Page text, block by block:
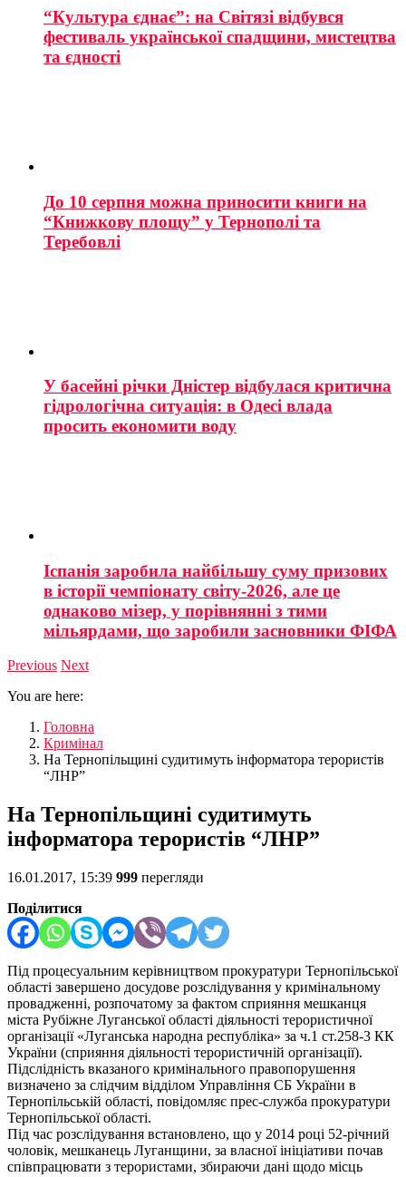
“Культура єднає”: на Світязі відбувся
фестиваль української спадщини, мистецтва
та єдності
До 10 серпня можна приносити книги на
“Книжкову площу” у Тернополі та
Теребовлі
У басейні річки Дністер відбулася критична
гідрологічна ситуація: в Одесі влада
просить економити воду
Іспанія заробила найбільшу суму призових
в історії чемпіонату світу-2026, але це
однаково мізер, у порівнянні з тими
мільярдами, що заробили засновники ФІФА
Previous Next
You are here:
Головна
Кримінал
На Тернопільщині судитимуть інформатора терористів
“ЛНР”
На Тернопільщині судитимуть
інформатора терористів “ЛНР”
16.01.2017, 15:39 999 перегляди
Поділитися
Під процесуальним керівництвом прокуратури Тернопільської
області завершено досудове розслідування у кримінальному
провадженні, розпочатому за фактом сприяння мешканця
міста Рубіжне Луганської області діяльності терористичної
організації «Луганська народна республіка» за ч.1 ст.258-3 КК
України (сприяння діяльності терористичній організації).
Підслідність вказаного кримінального правопорушення
визначено за слідчим відділом Управління СБ України в
Тернопільській області, повідомляє прес-служба прокуратури
Тернопільської області.
Під час розслідування встановлено, що у 2014 році 52-річний
чоловік, мешканець Луганщини, за власної ініціативи почав
співпрацювати з терористами, збираючи дані щодо місць